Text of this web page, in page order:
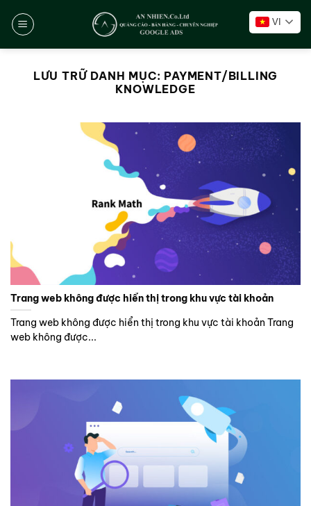
đến
VI
LƯU TRỮ DANH MỤC: PAYMENT/BILLING
KNOWLEDGE
Trang web không được hiển thị trong khu vực tài khoản
Trang web không được hiển thị trong khu vực tài khoản Trang
web không được...